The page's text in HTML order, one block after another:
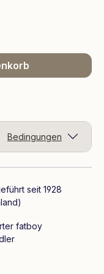
Wert
Bedingungen
seit 1928
fatboy